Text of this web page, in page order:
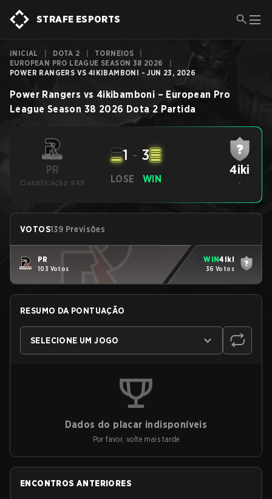
STRAFE ESPORTS
INICIAL DOTA 2 TORNEIOS
EUROPEAN PRO LEAGUE SEASON 38 2026
POWER RANGERS VS 4IKIBAMBONI - JUN 23, 2026
Power Rangers vs 4ikibamboni – European Pro
League Season 38 2026 Dota 2 Partida
PR
Classificação #49 LOSE
1 - 3
WIN
4iki
-
VOTOS139 Previsões
PR
103 Votos
WIN4iki
36 Votos
RESUMO DA PONTUAÇÃO
SELECIONE UM JOGO
Dados do placar indisponíveis
Por favor, volte mais tarde
ENCONTROS ANTERIORES